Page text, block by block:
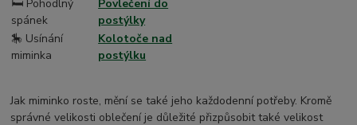
🛏️ Pohodlný
spánek
Povlečení do
postýlky
🎠 Usínání
miminka
Kolotoče nad
postýlku
Jak miminko roste, mění se také jeho každodenní potřeby. Kromě
správné velikosti oblečení je důležité přizpůsobit také velikost